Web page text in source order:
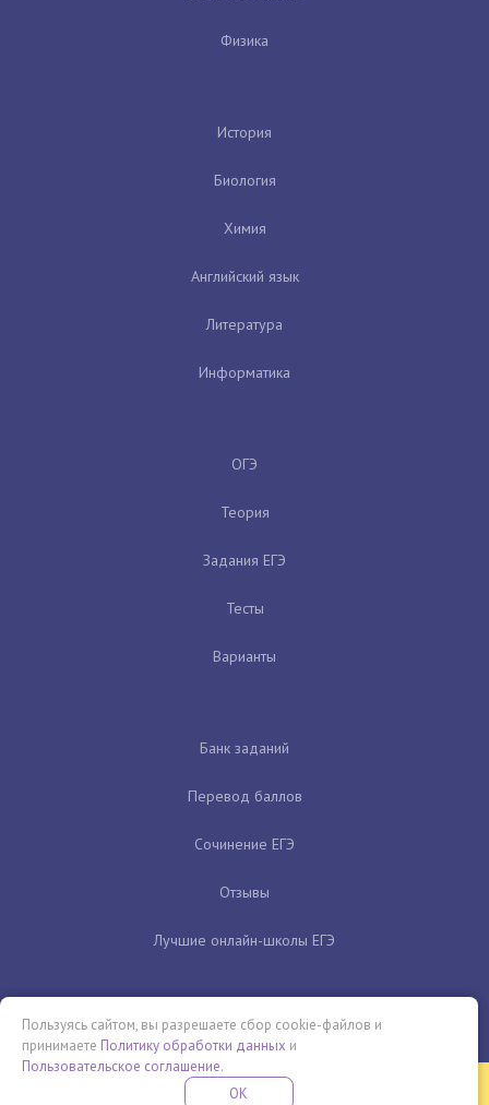
Физика
История
Биология
Химия
Английский язык
Литература
Информатика
ОГЭ
Теория
Задания ЕГЭ
Тесты
Варианты
Банк заданий
Перевод баллов
Сочинение ЕГЭ
Отзывы
Лучшие онлайн-школы ЕГЭ
Бесплатная летняя школа
Пользуясь сайтом, вы разрешаете сбор cookie-файлов и
принимаете Политику обработки данных и
Пользовательское соглашение.
OK